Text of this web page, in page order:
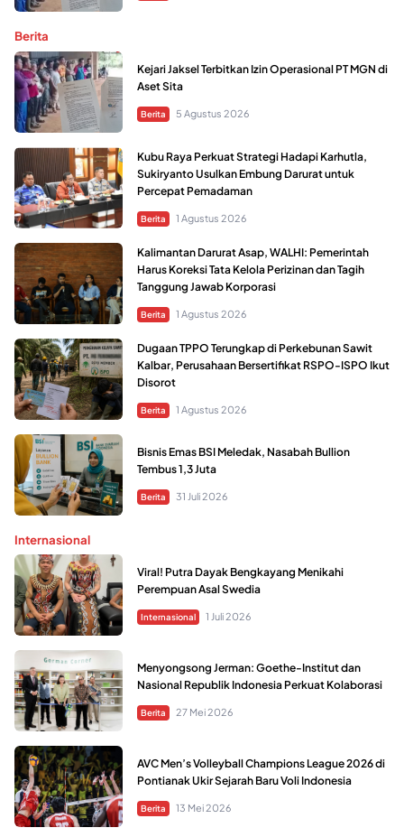
Berita
Kejari Jaksel Terbitkan Izin Operasional PT MGN di
Aset Sita
Berita 5 Agustus 2026
Kubu Raya Perkuat Strategi Hadapi Karhutla,
Sukiryanto Usulkan Embung Darurat untuk
Percepat Pemadaman
Berita 1 Agustus 2026
Kalimantan Darurat Asap, WALHI: Pemerintah
Harus Koreksi Tata Kelola Perizinan dan Tagih
Tanggung Jawab Korporasi
Berita 1 Agustus 2026
Dugaan TPPO Terungkap di Perkebunan Sawit
Kalbar, Perusahaan Bersertifikat RSPO-ISPO Ikut
Disorot
Berita 1 Agustus 2026
Bisnis Emas BSI Meledak, Nasabah Bullion
Tembus 1,3 Juta
Berita 31 Juli 2026
Internasional
Viral! Putra Dayak Bengkayang Menikahi
Perempuan Asal Swedia
Internasional 1 Juli 2026
Menyongsong Jerman: Goethe-Institut dan
Nasional Republik Indonesia Perkuat Kolaborasi
Berita 27 Mei 2026
AVC Men’s Volleyball Champions League 2026 di
Pontianak Ukir Sejarah Baru Voli Indonesia
Berita 13 Mei 2026